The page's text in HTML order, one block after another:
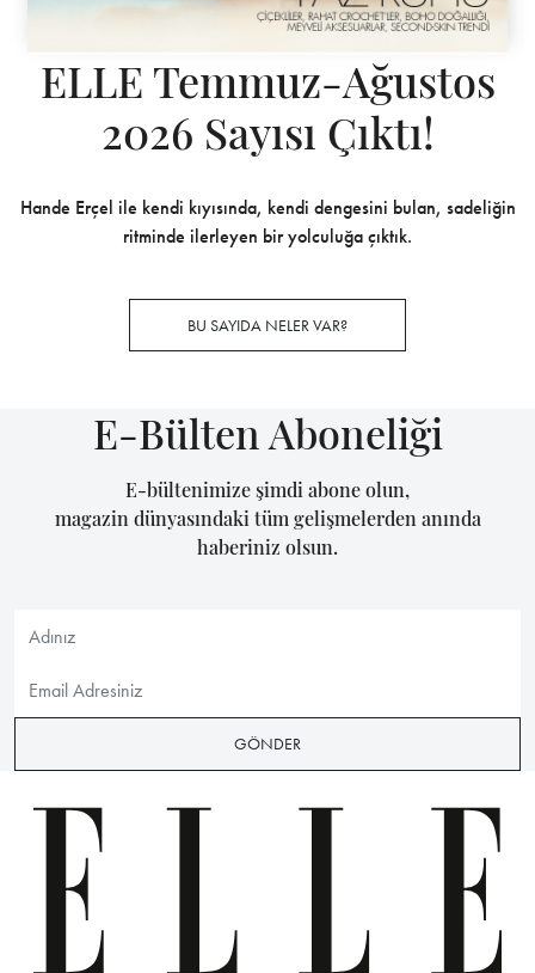
ELLE Temmuz-Ağustos
2026 Sayısı Çıktı!
Hande Erçel ile kendi kıyısında, kendi dengesini bulan, sadeliğin
ritminde ilerleyen bir yolculuğa çıktık.
BU SAYIDA NELER VAR?
E-Bülten Aboneliği
E-bültenimize şimdi abone olun,
magazin dünyasındaki tüm gelişmelerden anında
haberiniz olsun.
GÖNDER